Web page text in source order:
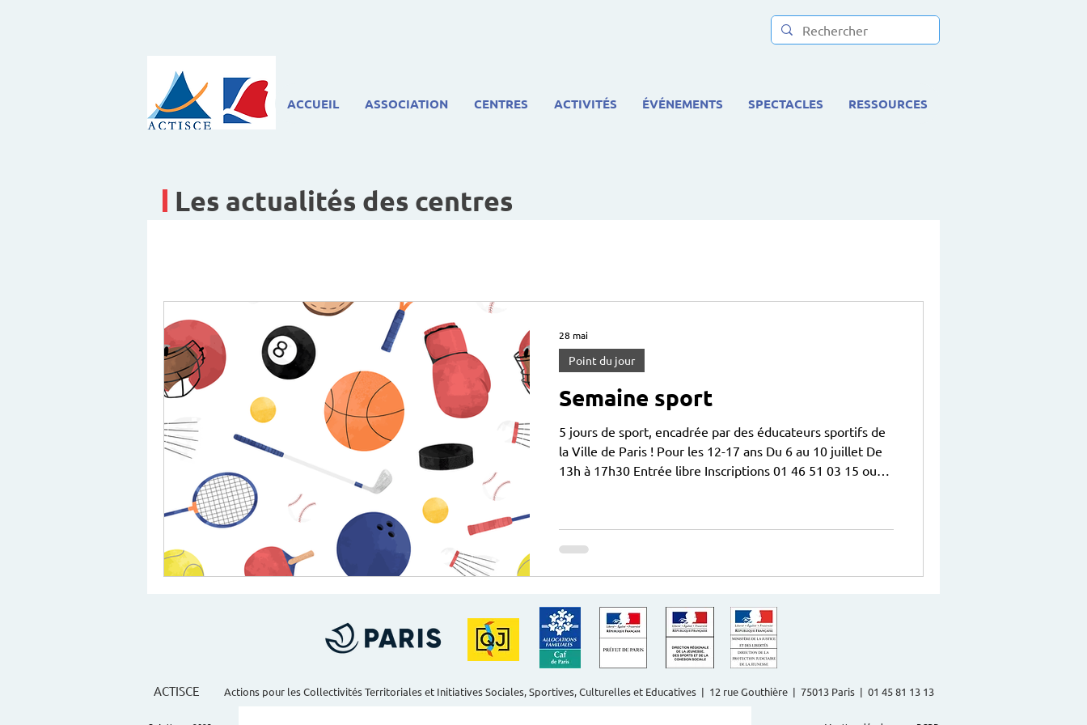
ACCUEIL ASSOCIATION CENTRES ACTIVITÉS ÉVÉNEMENTS SPECTACLES RESSOURCES
Les actualités des centres
Semaine sport
5 jours de sport, encadrée par des éducateurs sportifs de
la Ville de Paris ! Pour les 12-17 ans Du 6 au 10 juillet De
13h à 17h30 Entrée libre Inscriptions 01 46 51 03 15 ou
Point du jour
28 mai
ACTISCE Actions pour les Collectivités Territoriales et Initiatives Sociales, Sportives, Culturelles et Educatives | 12 rue Gouthière | 75013 Paris | 01 45 81 13 13